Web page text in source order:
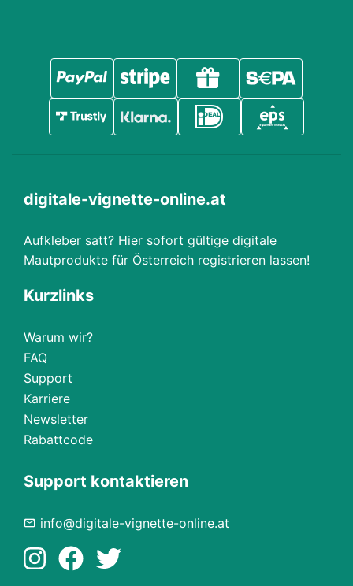
digitale-vignette-online.at
Aufkleber satt? Hier sofort gültige digitale
Mautprodukte für Österreich registrieren lassen!
Kurzlinks
Warum wir?
FAQ
Support
Karriere
Newsletter
Rabattcode
Support kontaktieren
info@digitale-vignette-online.at